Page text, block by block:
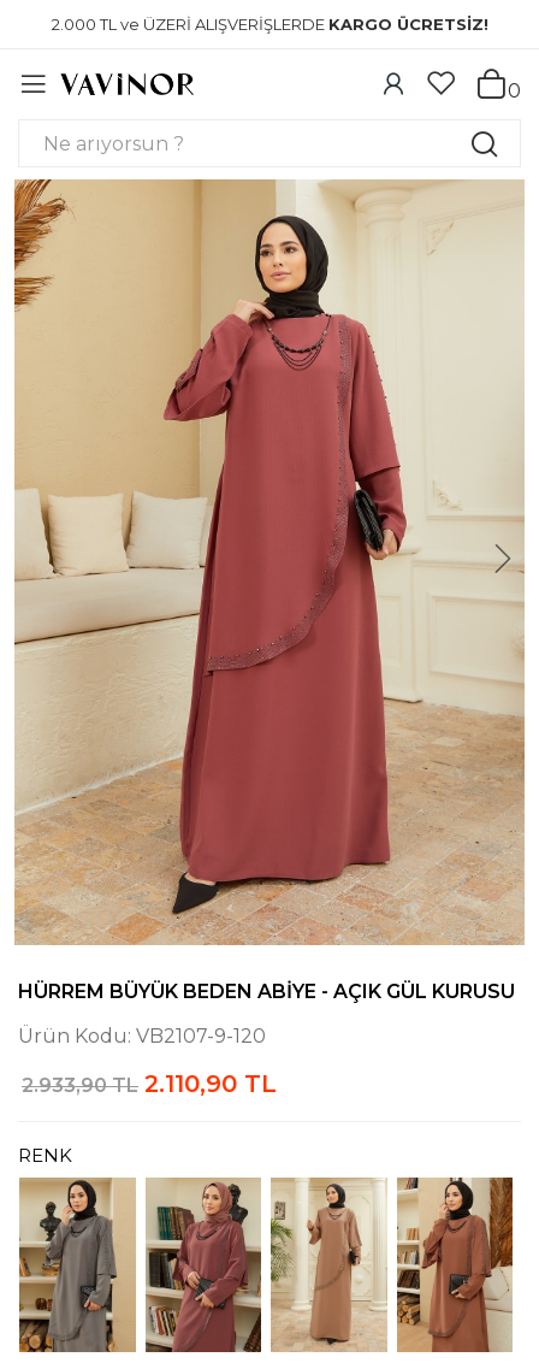
2.000 TL ve ÜZERİ ALIŞVERİŞLERDE KARGO ÜCRETSİZ!
0
HÜRREM BÜYÜK BEDEN ABIYE - AÇIK GÜL KURUSU
Ürün Kodu: VB2107-9-120
2.933,90 TL 2.110,90 TL
RENK